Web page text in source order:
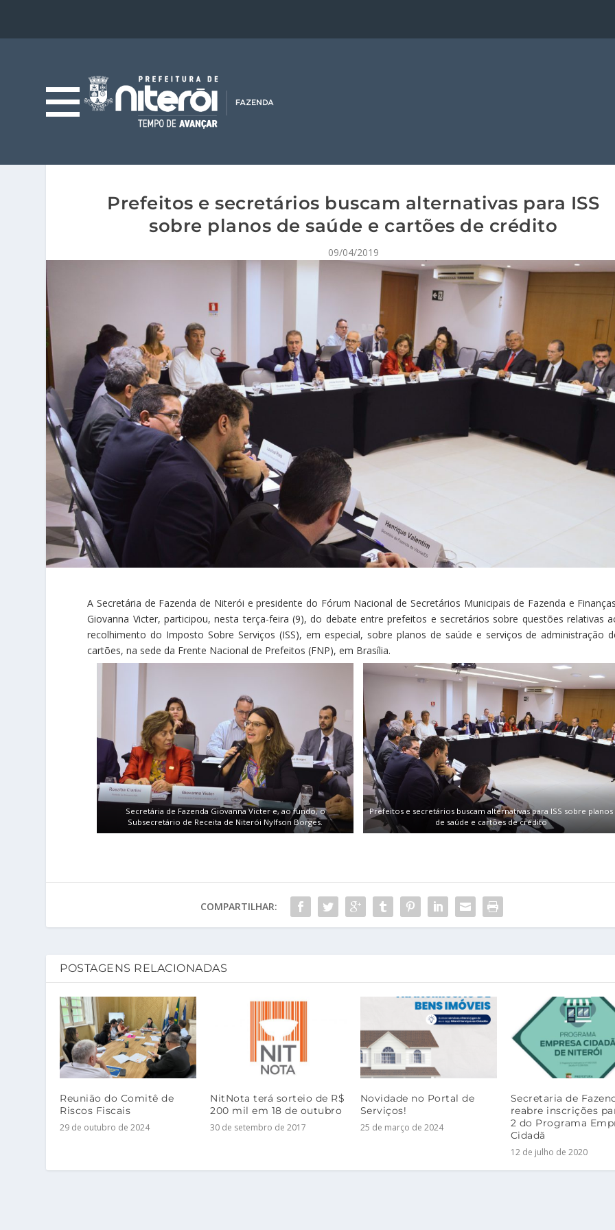
Prefeitos e secretários buscam alternativas para ISS
sobre planos de saúde e cartões de crédito
09/04/2019
A Secretária de Fazenda de Niterói e presidente do Fórum Nacional de Secretários Municipais de Fazenda e
Giovanna Victer, participou, nesta terça-feira (9), do debate entre prefeitos e secretários sobre questões relativas
recolhimento do Imposto Sobre Serviços (ISS), em especial, sobre planos de saúde e serviços de administração
cartões, na sede da Frente Nacional de Prefeitos (FNP), em Brasília.
Secretária de Fazenda Giovanna Victer e, ao fundo, o
Subsecretário de Receita de Niterói Nylfson Borges.
Prefeitos e secretários buscam alternativas para ISS sobre planos
de saúde e cartões de crédito
COMPARTILHAR:
POSTAGENS RELACIONADAS
Reunião do Comitê de
Riscos Fiscais
29 de outubro de 2024
NitNota terá sorteio de R$
200 mil em 18 de outubro
30 de setembro de 2017
Novidade no Portal de
Serviços!
25 de março de 2024
Secretaria de
reabre inscrições
2 do Programa
Cidadã
12 de julho de 2020